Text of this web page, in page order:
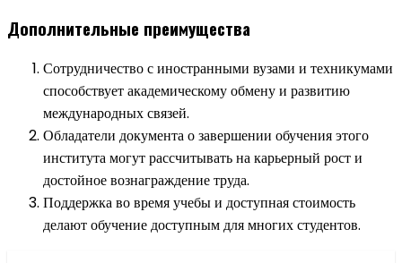
Дополнительные преимущества
Сотрудничество с иностранными вузами и техникумами
способствует академическому обмену и развитию
международных связей.
Обладатели документа о завершении обучения этого
института могут рассчитывать на карьерный рост и
достойное вознаграждение труда.
Поддержка во время учебы и доступная стоимость
делают обучение доступным для многих студентов.